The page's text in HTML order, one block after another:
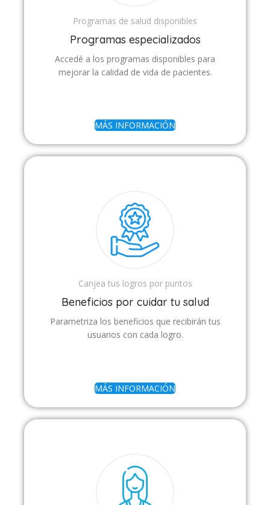
Programas de salud disponibles
Programas especializados
Accedé a los programas disponibles para
mejorar la calidad de vida de pacientes.
MÁS INFORMACIÓN
Canjea tus logros por puntos
Beneficios por cuidar tu salud
Parametriza los beneficios que recibirán tus
usuarios con cada logro.
MÁS INFORMACIÓN